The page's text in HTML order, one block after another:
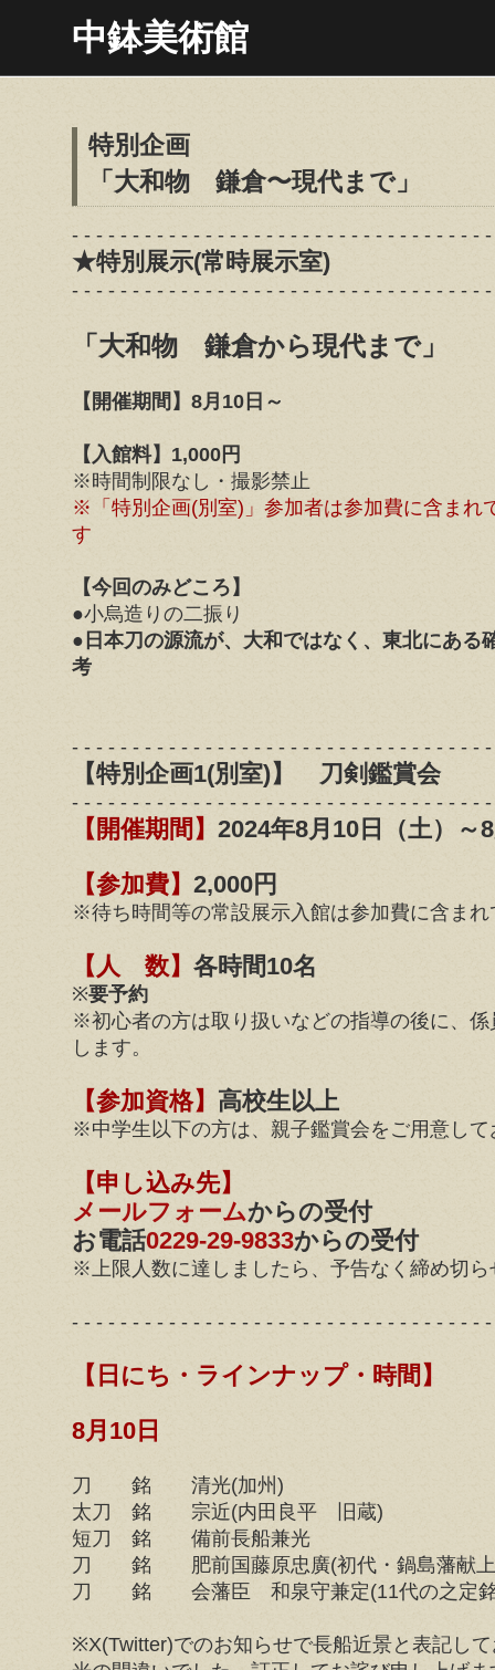
中鉢美術館
特別企画
「大和物 鎌倉〜現代まで」
- - - - - - - - - - - - - - - - - - - - - - - - - - - - - - - - - -
★特別展示(常時展示室)
- - - - - - - - - - - - - - - - - - - - - - - - - - - - - - - - - -
「大和物 鎌倉から現代まで」
【開催期間】8月10日～
【入館料】1,000円
※時間制限なし・撮影禁止
※「特別企画(別室)」参加者は参加費に含まれ
す
【今回のみどころ】
●小烏造りの二振り
● 日本刀の源流が、大和ではなく、東北にある
考
- - - - - - - - - - - - - - - - - - - - - - - - - - - - - - - - - -
【特別企画1(別室)】 刀剣鑑賞会
- - - - - - - - - - - - - - - - - - - - - - - - - - - - - - - - - -
【開催期間】 2024年8月10日（土）～
【参加費】 2,000円
※待ち時間等の常設展示入館は参加費に含まれ
【人 数】 各時間10名
※要予約
※初心者の方は取り扱いなどの指導の後に、
します。
【参加資格】 高校生以上
※中学生以下の方は、親子鑑賞会をご用意して
【申し込み先】
メールフォームからの受付
お電話0229-29-9833からの受付
※上限人数に達しましたら、予告なく締め切
- - - - - - - - - - - - - - - - - - - - - - - - - - - - - - - - - -
【日にち・ラインナップ・時間】
8月10日
刀 銘 清光(加州)
太刀 銘 宗近(内田良平 旧蔵)
短刀 銘 備前長船兼光
刀 銘 肥前国藤原忠廣(初代・鍋島藩献
刀 銘 会藩臣 和泉守兼定(11代の之定
※X(Twitter)でのお知らせで長船近景と表記し